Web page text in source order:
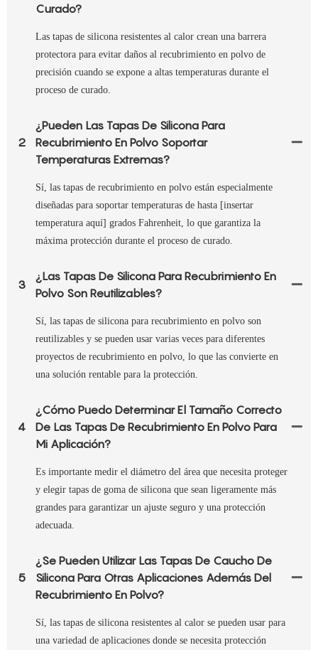
Curado?
Las tapas de silicona resistentes al calor crean una barrera
protectora para evitar daños al recubrimiento en polvo de
precisión cuando se expone a altas temperaturas durante el
proceso de curado.
2
¿Pueden Las Tapas De Silicona Para
Recubrimiento En Polvo Soportar
Temperaturas Extremas?
Sí, las tapas de recubrimiento en polvo están especialmente
diseñadas para soportar temperaturas de hasta [insertar
temperatura aquí] grados Fahrenheit, lo que garantiza la
máxima protección durante el proceso de curado.
3
¿Las Tapas De Silicona Para Recubrimiento En
Polvo Son Reutilizables?
Sí, las tapas de silicona para recubrimiento en polvo son
reutilizables y se pueden usar varias veces para diferentes
proyectos de recubrimiento en polvo, lo que las convierte en
una solución rentable para la protección.
4
¿Cómo Puedo Determinar El Tamaño Correcto
De Las Tapas De Recubrimiento En Polvo Para
Mi Aplicación?
Es importante medir el diámetro del área que necesita proteger
y elegir tapas de goma de silicona que sean ligeramente más
grandes para garantizar un ajuste seguro y una protección
adecuada.
5
¿Se Pueden Utilizar Las Tapas De Caucho De
Silicona Para Otras Aplicaciones Además Del
Recubrimiento En Polvo?
Sí, las tapas de silicona resistentes al calor se pueden usar para
una variedad de aplicaciones donde se necesita protección